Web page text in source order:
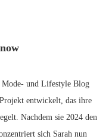
Mode- und Lifestyle Blog
entwickelt, das ihre
Nachdem sie 2024 den
sich Sarah nun